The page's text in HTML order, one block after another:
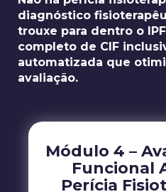
diagnóstico
trouxe para dentro o
completo de CIF
automatizada que
avaliação.
Módulo 4 –
Funcional
Perícia